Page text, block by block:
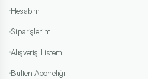
Hesabım
Siparişlerim
Alışveriş Listem
Bülten Aboneliği